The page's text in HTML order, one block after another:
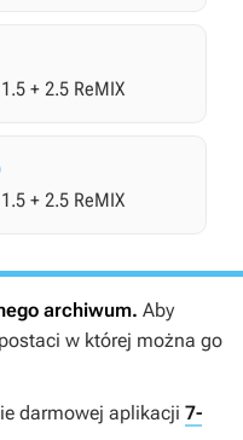
+ 2.5 ReMIX
+ 2.5 ReMIX
archiwum. Aby
w której można go
darmowej aplikacji 7-